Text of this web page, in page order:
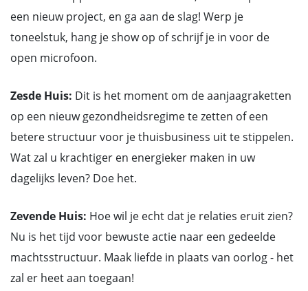
een nieuw project, en ga aan de slag! Werp je
toneelstuk, hang je show op of schrijf je in voor de
open microfoon.
Zesde Huis: Dit is het moment om de aanjaagraketten
op een nieuw gezondheidsregime te zetten of een
betere structuur voor je thuisbusiness uit te stippelen.
Wat zal u krachtiger en energieker maken in uw
dagelijks leven? Doe het.
Zevende Huis: Hoe wil je echt dat je relaties eruit zien?
Nu is het tijd voor bewuste actie naar een gedeelde
machtsstructuur. Maak liefde in plaats van oorlog - het
zal er heet aan toegaan!